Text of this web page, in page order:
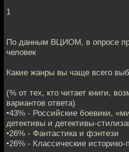
1
По данным ВЦИОМ, в опросе
человек
Какие жанры вы чаще всего
(% от тех, кто читает книги,
вариантов ответа)
•43% - Российские боевики,
детективы и детективы-
•26% - Фантастика и фэнтези
•26% - Классические